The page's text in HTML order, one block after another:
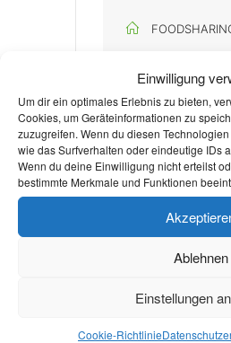
Einwilligung
Um dir ein optimales Erlebnis zu bieten,
Cookies, um Geräteinformationen zu
zuzugreifen. Wenn du diesen
wie das Surfverhalten oder eindeutige IDs
Wenn du deine Einwilligung nicht erteilst
bestimmte Merkmale und Funktionen
Ablehnen
Einstellungen
Cookie-Richtlinie
Zur
+ Zu Google
+ iCal / Outlook